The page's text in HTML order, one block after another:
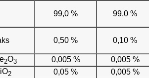
99,0 % 99,0 %
0,50 % 0,10 %
2O3 0,005 % 0,005 %
2 0,05 % 0,005 %